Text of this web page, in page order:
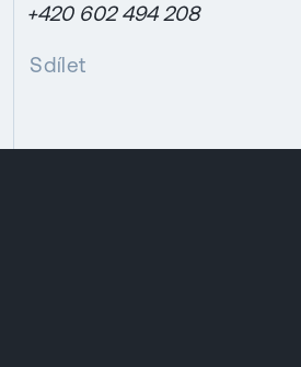
+420 602 494 208
Sdílet